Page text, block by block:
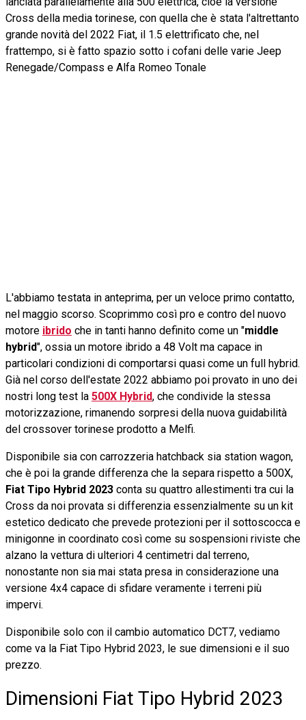
Cross della media torinese, con quella che è stata l'altrettanto
grande novità del 2022 Fiat, il 1.5 elettrificato che, nel
frattempo, si è fatto spazio sotto i cofani delle varie Jeep
Renegade/Compass e Alfa Romeo Tonale
L'abbiamo testata in anteprima, per un veloce primo contatto,
nel maggio scorso. Scoprimmo così pro e contro del nuovo
motore ibrido che in tanti hanno definito come un "middle
hybrid", ossia un motore ibrido a 48 Volt ma capace in
particolari condizioni di comportarsi quasi come un full hybrid.
Già nel corso dell'estate 2022 abbiamo poi provato in uno dei
nostri long test la 500X Hybrid, che condivide la stessa
motorizzazione, rimanendo sorpresi della nuova guidabilità
del crossover torinese prodotto a Melfi.
Disponibile sia con carrozzeria hatchback sia station wagon,
che è poi la grande differenza che la separa rispetto a 500X,
Fiat Tipo Hybrid 2023 conta su quattro allestimenti tra cui la
Cross da noi provata si differenzia essenzialmente su un kit
estetico dedicato che prevede protezioni per il sottoscocca e
minigonne in coordinato così come su sospensioni riviste che
alzano la vettura di ulteriori 4 centimetri dal terreno,
nonostante non sia mai stata presa in considerazione una
versione 4x4 capace di sfidare veramente i terreni più
impervi.
Disponibile solo con il cambio automatico DCT7, vediamo
come va la Fiat Tipo Hybrid 2023, le sue dimensioni e il suo
prezzo.
Dimensioni Fiat Tipo Hybrid 2023